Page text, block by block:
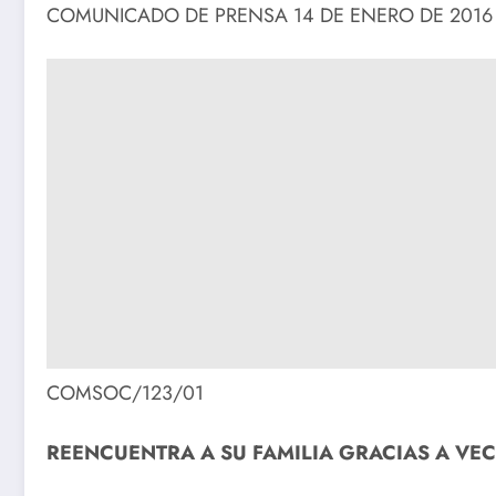
COMUNICADO DE PRENSA 14 DE ENERO DE 2016
COMSOC/123/01
REENCUENTRA A SU FAMILIA GRACIAS A